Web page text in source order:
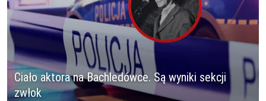
Ciało aktora na Bachledówce. Są wyniki sekcji
zwłok